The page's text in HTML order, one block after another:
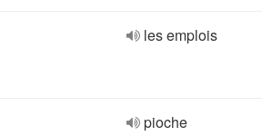
les emplois
pioche